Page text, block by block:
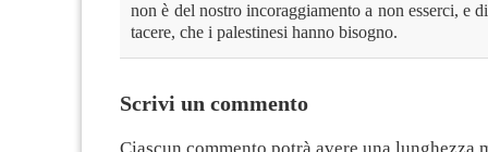
non è del nostro incoraggiamento a non esserci, e
tacere, che i palestinesi hanno bisogno.
Scrivi un commento